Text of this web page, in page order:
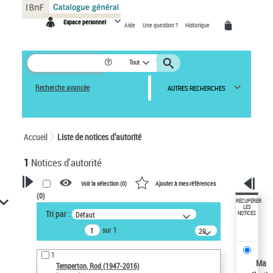
Espace personnel Aide Une question ? Historique
Tout
Recherche avancée AUTRES RECHERCHES
Accueil Liste de notices d’autorité
1 Notices d'autorité
VOTRE RECHERCHE
Recherche avancée dans les
notices d’autorité
Œuvres liées à l'auteur :
Temperton, Rod (1947-2016)
Voir la sélection (0) Ajouter à mes références
(0)
Tri par : Défaut
sur 1
20
résultats/page
1
Temperton, Rod (1947-2016)
RÉCUPÉRER
LES
NOTICES
Ma
Panneau de gestion des cookies